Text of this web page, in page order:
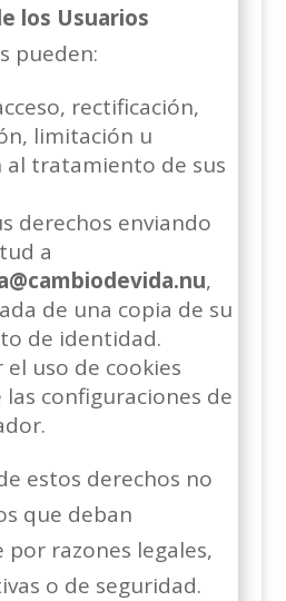
los Usuarios
pueden:
rectificación,
limitación u
al tratamiento de sus
derechos enviando
a
,
de una copia de su
de identidad.
el uso de cookies
configuraciones de
estos derechos no
que deban
por razones legales,
o de seguridad.